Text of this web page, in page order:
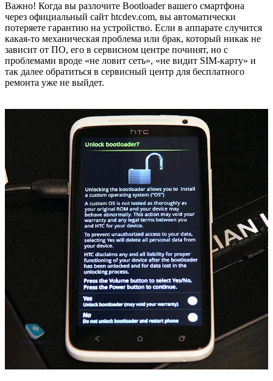
Важно! Когда вы разлочите Bootloader вашего смартфона
через официальный сайт htcdev.com, вы автоматически
потеряете гарантию на устройство. Если в аппарате случится
какая-то механическая проблема или брак, который никак не
зависит от ПО, его в сервисном центре починят, но с
проблемами вроде «не ловит сеть», «не видит SIM-карту» и
так далее обратиться в сервисный центр для бесплатного
ремонта уже не выйдет.